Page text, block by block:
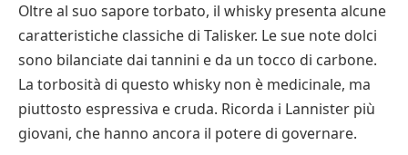
Oltre al suo sapore torbato, il whisky presenta alcune
caratteristiche classiche di Talisker. Le sue note dolci
sono bilanciate dai tannini e da un tocco di carbone.
La torbosità di questo whisky non è medicinale, ma
piuttosto espressiva e cruda. Ricorda i Lannister più
giovani, che hanno ancora il potere di governare.